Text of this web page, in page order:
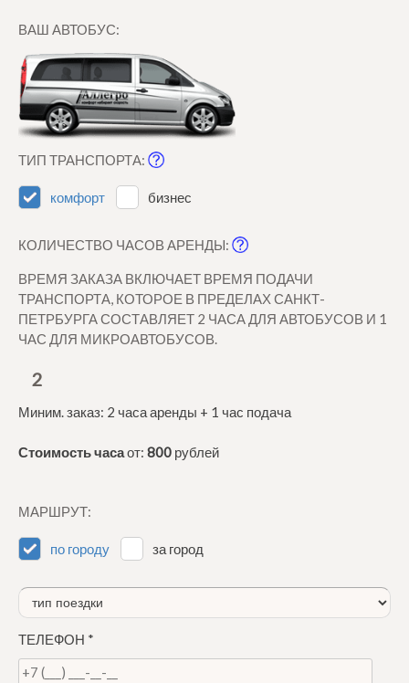
ВАШ АВТОБУС:
ТИП ТРАНСПОРТА:
комфорт бизнес
КОЛИЧЕСТВО ЧАСОВ АРЕНДЫ:
ВРЕМЯ ЗАКАЗА ВКЛЮЧАЕТ ВРЕМЯ ПОДАЧИ
ТРАНСПОРТА, КОТОРОЕ В ПРЕДЕЛАХ САНКТ-
ПЕТРБУРГА СОСТАВЛЯЕТ 2 ЧАСА ДЛЯ АВТОБУСОВ И 1
ЧАС ДЛЯ МИКРОАВТОБУСОВ.
2
Миним. заказ: 2 часа аренды + 1 час подача
Стоимость часаот: 800 рублей
МАРШРУТ:
по городу за город
ТЕЛЕФОН *